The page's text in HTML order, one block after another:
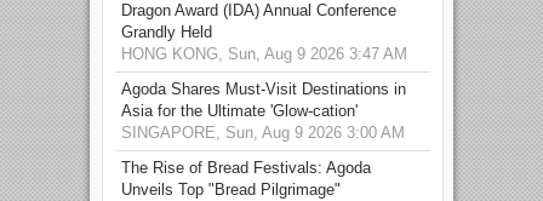
Dragon Award (IDA) Annual Conference
Grandly Held
HONG KONG, Sun, Aug 9 2026 3:47 AM
Agoda Shares Must-Visit Destinations in
Asia for the Ultimate 'Glow-cation'
SINGAPORE, Sun, Aug 9 2026 3:00 AM
The Rise of Bread Festivals: Agoda
Unveils Top "Bread Pilgrimage"